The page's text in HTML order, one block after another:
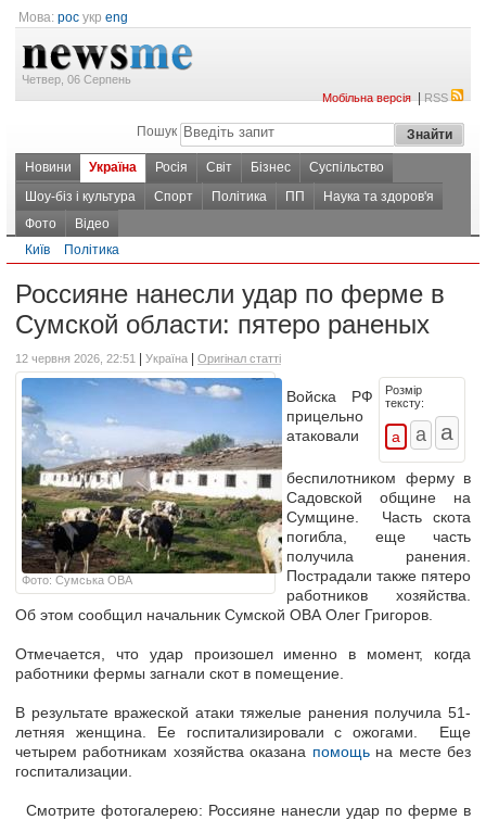
Мова: рос укр eng
Четвер, 06 Серпень
Мобільна версія|RSS
Пошук
Новини Україна Росія Світ Бізнес
Суспільство
Шоу-біз і культура
Спорт Політика ПП
Наука та здоров'я
Фото
Відео
Київ
Політика
Россияне нанесли удар по ферме в
Сумской области: пятеро раненых
12 червня 2026, 22:51 Україна Оригінал статті
Фото: Сумська ОВА
Розмір
тексту:
Войска РФ
прицельно
атаковали
беспилотником ферму в
Садовской общине на
Сумщине. Часть скота
погибла, еще часть
получила ранения.
Пострадали также пятеро
работников хозяйства.
Об этом сообщил начальник Сумской ОВА Олег Григоров.
Отмечается, что удар произошел именно в момент, когда
работники фермы загнали скот в помещение.
В результате вражеской атаки тяжелые ранения получила 51-
летняя женщина. Ее госпитализировали с ожогами. Еще
четырем работникам хозяйства оказана помощьна месте без
госпитализации.
Cмотрите фотогалерею: Россияне нанесли удар по ферме в